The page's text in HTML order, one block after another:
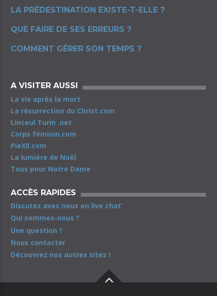
LA PRÉDESTINATION EXISTE-T-ELLE ?
QUE FAIRE DE SES ERREURS ?
COMMENT GÉRER SON TEMPS ?
A VISITER AUSSI
La vie après la mort
La résurrection du Christ.com
Linceul Turin .net
Corps féminin.com
PieXII.com
La lumière de Noël
Tous pour Notre Dame
ACCÈS RAPIDES
Discutez avec nous en live chat’
Qui sommes-nous ?
Une question ?
Nous contacter
Découvrez nos autres sites !